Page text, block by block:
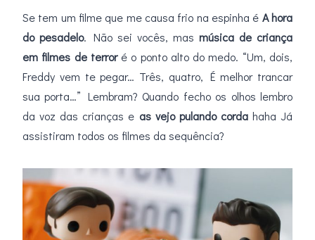
Se tem um filme que me causa frio na espinha é A hora
do pesadelo. Não sei vocês, mas música de criança
em filmes de terroré o ponto alto do medo. “Um, dois,
Freddy vem te pegar… Três, quatro, É melhor trancar
sua porta…” Lembram? Quando fecho os olhos lembro
da voz das crianças e as vejo pulando cordahaha Já
assistiram todos os filmes da sequência?